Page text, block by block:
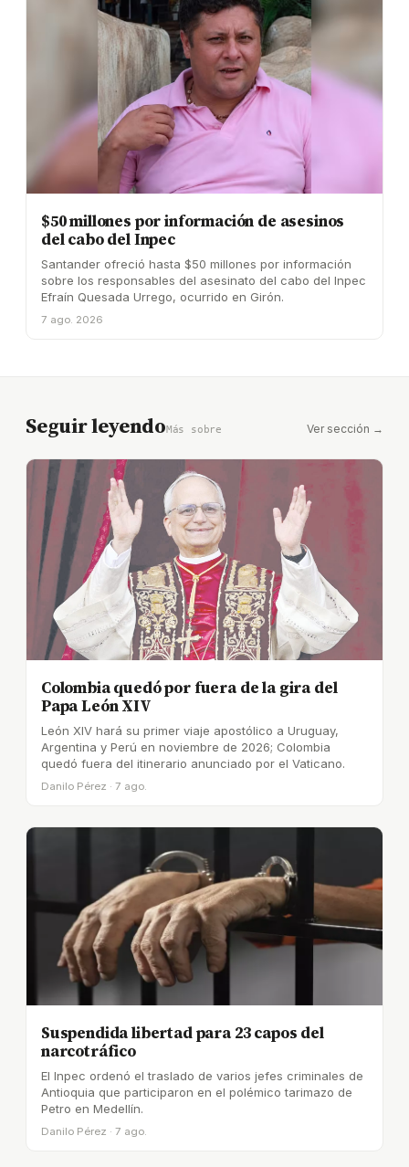
$50 millones por información de asesinos
del cabo del Inpec
Santander ofreció hasta $50 millones por información
sobre los responsables del asesinato del cabo del Inpec
Efraín Quesada Urrego, ocurrido en Girón.
7 ago. 2026
Seguir leyendoMás sobre Ver sección →
Colombia quedó por fuera de la gira del
Papa León XIV
León XIV hará su primer viaje apostólico a Uruguay,
Argentina y Perú en noviembre de 2026; Colombia
quedó fuera del itinerario anunciado por el Vaticano.
Danilo Pérez · 7 ago.
Suspendida libertad para 23 capos del
narcotráfico
El Inpec ordenó el traslado de varios jefes criminales de
Antioquia que participaron en el polémico tarimazo de
Petro en Medellín.
Danilo Pérez · 7 ago.